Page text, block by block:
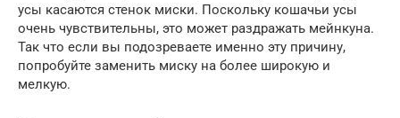
усы касаются стенок миски. Поскольку кошачьи усы
очень чувствительны, это может раздражать мейнкуна.
Так что если вы подозреваете именно эту причину,
попробуйте заменить миску на более широкую и
мелкую.